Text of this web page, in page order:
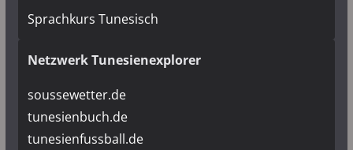
Sprachkurs Tunesisch
Netzwerk Tunesienexplorer
soussewetter.de
tunesienbuch.de
tunesienfussball.de